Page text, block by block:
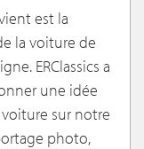
est la
la voiture de
ERClassics a
une idée
sur notre
photo,